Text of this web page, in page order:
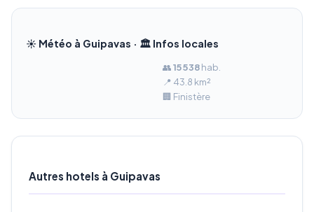
☀️ Météo à Guipavas · 🏛️ Infos locales
👥15 538hab.
📍 43.8 km²
🏢 Finistère
Autres hotels à Guipavas